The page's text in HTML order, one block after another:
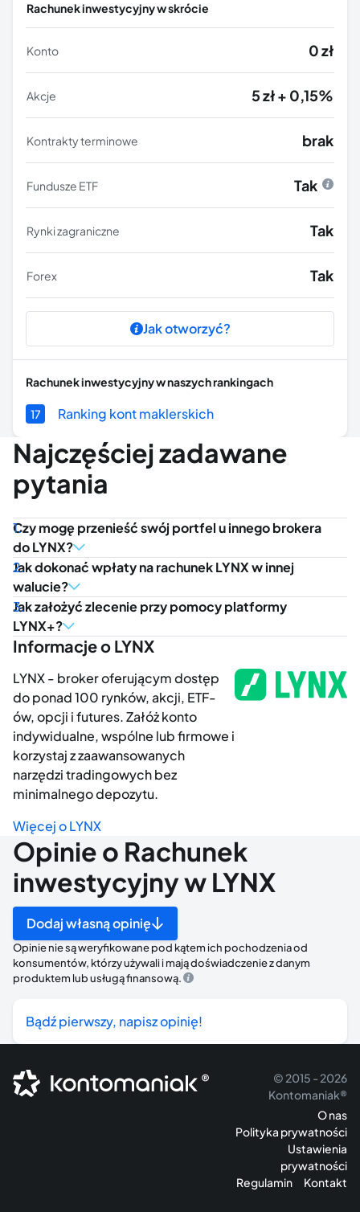
Rachunek inwestycyjny w skrócie
Konto 0 zł
Akcje 5 zł + 0,15%
Kontrakty terminowe brak
Fundusze ETF Tak
Rynki zagraniczne Tak
Forex Tak
Jak otworzyć?
Rachunek inwestycyjnyw naszych rankingach
17 Ranking kont maklerskich
Najczęściej zadawane
pytania
Czy mogę przenieść swój portfel u innego brokera
do LYNX?
Jak dokonać wpłaty na rachunek LYNX w innej
walucie?
Jak założyć zlecenie przy pomocy platformy
LYNX+?
Informacje o LYNX
LYNX - broker oferującym dostęp
do ponad 100 rynków, akcji, ETF-
ów, opcji i futures. Załóż konto
indywidualne, wspólne lub firmowe i
korzystaj z zaawansowanych
narzędzi tradingowych bez
minimalnego depozytu.
Więcej o LYNX
Opinie o Rachunek
inwestycyjny w LYNX
Dodaj własną opinię
Opinie nie są weryfikowane pod kątem ich pochodzenia od
konsumentów, którzy używali i mają doświadczenie z danym
produktem lub usługą finansową.
Bądź pierwszy, napisz opinię!
®
© 2015 - 2026
Kontomaniak®
O nas
Polityka prywatności
Ustawienia
prywatności
Regulamin
Kontakt